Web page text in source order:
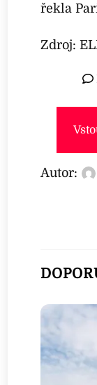
řekla
Zdroj:
Autor: